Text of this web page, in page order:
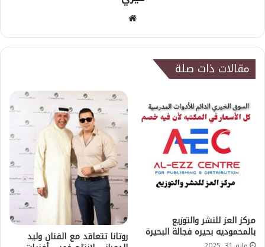
مقالات ذات صلة
مركز العز للنشر والتوزيع
بالمحموديه بحيره فجالة البحيرة روتانا تتعاقد مع الفنان وليد